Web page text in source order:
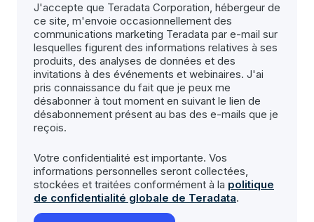
J'accepte que Teradata Corporation, hébergeur de
ce site, m'envoie occasionnellement des
communications marketing Teradata par e-mail sur
lesquelles figurent des informations relatives à ses
produits, des analyses de données et des
invitations à des événements et webinaires. J'ai
pris connaissance du fait que je peux me
désabonner à tout moment en suivant le lien de
désabonnement présent au bas des e-mails que je
reçois.
Votre confidentialité est importante. Vos
informations personnelles seront collectées,
stockées et traitées conformément à la politique
de confidentialité globale de Teradata.